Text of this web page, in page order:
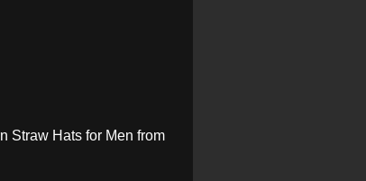
Straw Hats for Men from